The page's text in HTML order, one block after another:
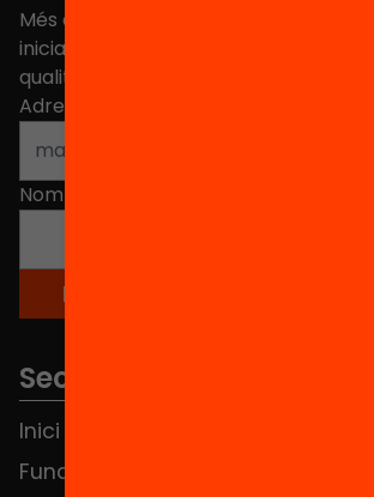
Més de 40.000 persones ja han triat
iniciatives, propostes i projectes per
qualitat de l'educació a Catalunya.
Adreça electrònica
Nom
Seccions
Inici
Fundació